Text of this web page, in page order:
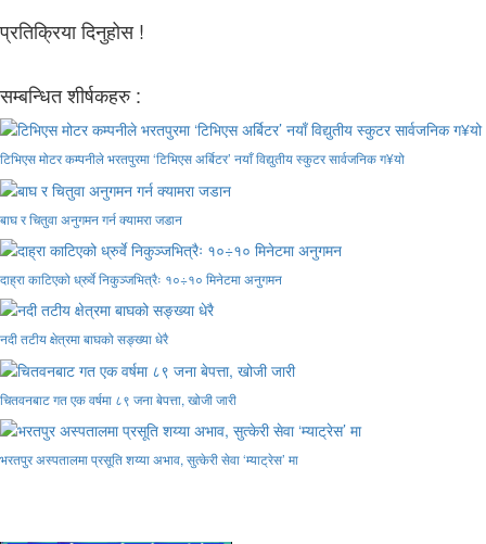
प्रतिक्रिया दिनुहोस !
सम्बन्धित शीर्षकहरु :
टिभिएस मोटर कम्पनीले भरतपुरमा ‘टिभिएस अर्बिटर’ नयाँ विद्युतीय स्कुटर सार्वजनिक ग¥यो
बाघ र चितुवा अनुगमन गर्न क्यामरा जडान
दाह्रा काटिएको ध्रुर्वे निकुञ्जभित्रैः १०÷१० मिनेटमा अनुगमन
नदी तटीय क्षेत्रमा बाघको सङ्ख्या धेरै
चितवनबाट गत एक वर्षमा ८९ जना बेपत्ता, खोजी जारी
भरतपुर अस्पतालमा प्रसूति शय्या अभाव, सुत्केरी सेवा ‘म्याट्रेस’ मा